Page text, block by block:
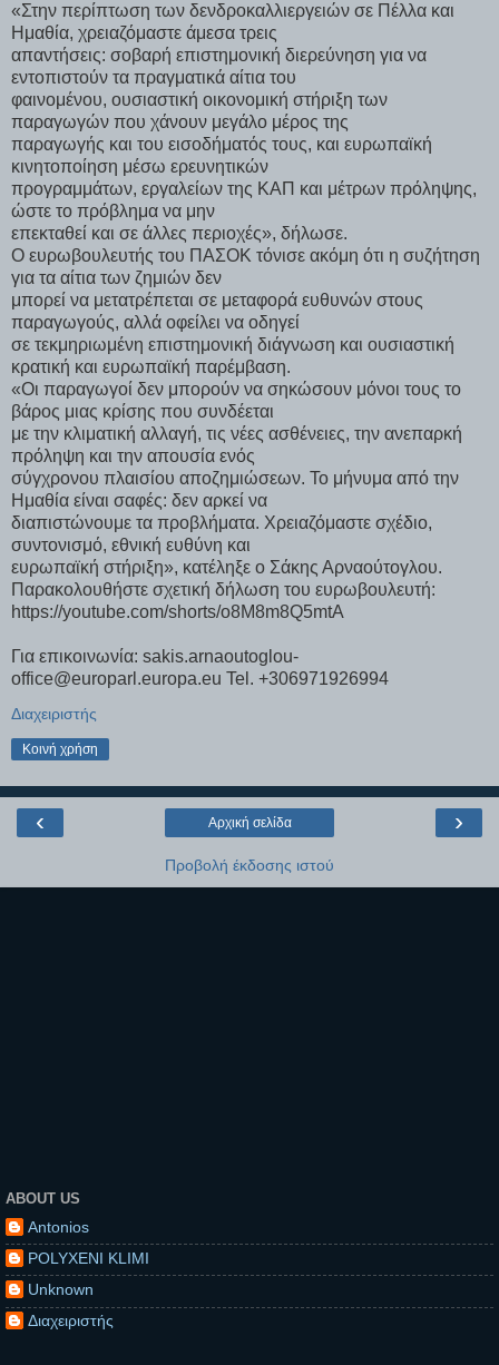
«Στην περίπτωση των δενδροκαλλιεργειών σε Πέλλα και
Ημαθία, χρειαζόμαστε άμεσα τρεις
απαντήσεις: σοβαρή επιστημονική διερεύνηση για να
εντοπιστούν τα πραγματικά αίτια του
φαινομένου, ουσιαστική οικονομική στήριξη των
παραγωγών που χάνουν μεγάλο μέρος της
παραγωγής και του εισοδήματός τους, και ευρωπαϊκή
κινητοποίηση μέσω ερευνητικών
προγραμμάτων, εργαλείων της ΚΑΠ και μέτρων πρόληψης,
ώστε το πρόβλημα να μην
επεκταθεί και σε άλλες περιοχές», δήλωσε.
Ο ευρωβουλευτής του ΠΑΣΟΚ τόνισε ακόμη ότι η συζήτηση
για τα αίτια των ζημιών δεν
μπορεί να μετατρέπεται σε μεταφορά ευθυνών στους
παραγωγούς, αλλά οφείλει να οδηγεί
σε τεκμηριωμένη επιστημονική διάγνωση και ουσιαστική
κρατική και ευρωπαϊκή παρέμβαση.
«Οι παραγωγοί δεν μπορούν να σηκώσουν μόνοι τους το
βάρος μιας κρίσης που συνδέεται
με την κλιματική αλλαγή, τις νέες ασθένειες, την ανεπαρκή
πρόληψη και την απουσία ενός
σύγχρονου πλαισίου αποζημιώσεων. Το μήνυμα από την
Ημαθία είναι σαφές: δεν αρκεί να
διαπιστώνουμε τα προβλήματα. Χρειαζόμαστε σχέδιο,
συντονισμό, εθνική ευθύνη και
ευρωπαϊκή στήριξη», κατέληξε ο Σάκης Αρναούτογλου.
Παρακολουθήστε σχετική δήλωση του ευρωβουλευτή:
https://youtube.com/shorts/o8M8m8Q5mtA
Για επικοινωνία: sakis.arnaoutoglou-
office@europarl.europa.eu Tel. +306971926994
Διαχειριστής
Κοινή χρήση
‹ ›
Αρχική σελίδα
Προβολή έκδοσης ιστού
ABOUT US
Antonios
POLYXENI KLIMI
Unknown
Διαχειριστής